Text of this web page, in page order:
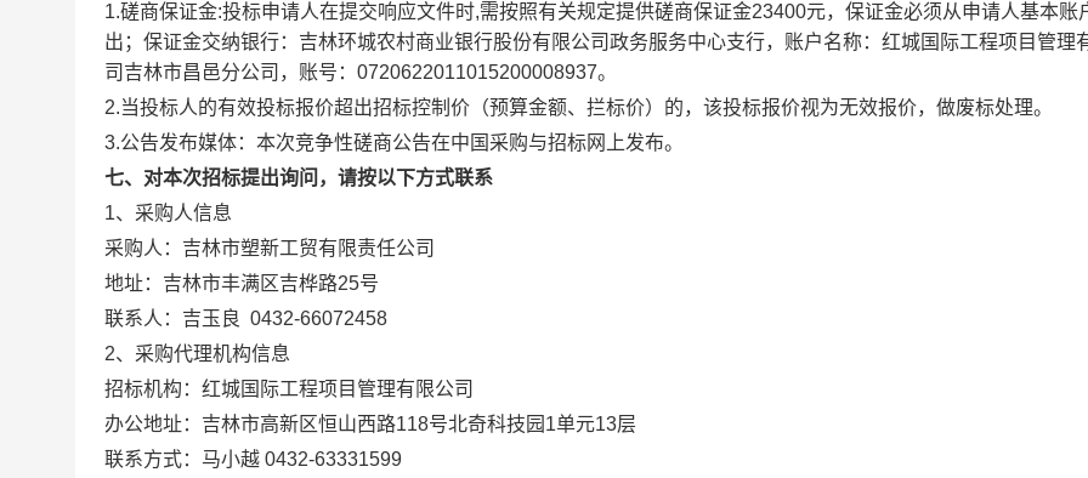
1.磋商保证金:投标申请人在提交响应文件时,需按照有关规定提供磋商保证金23400元， 保证金必须从申请人基本账
出；保证金交纳银行：吉林环城农村商业银行股份有限公司政务服务中心支行，账户名称： 红城国际工程项目管理
司吉林市昌邑分公司 ，账号： 0720622011015200008937。
2.当投标人的有效投标报价超出招标控制价（预算金额、拦标价）的，该投标报价视为无效报价，做废标处理。
3.公告发布媒体：本次竞争性磋商公告在中国采购与招标网
上发布。
七、对本次招标提出询问，请按以下方式联系
1、采购人信息
采购人： 吉林市塑新工贸有限责任公司
地址：吉林市丰满区吉桦路25号
联系人：吉玉良 0432-66072458
2、采购代理机构信息
招标机构： 红城国际工程项目管理有限公司
办公地址：吉林市高新区恒山西路118号北奇科技园1单元13层
联系方式： 马小越 0432-63331599